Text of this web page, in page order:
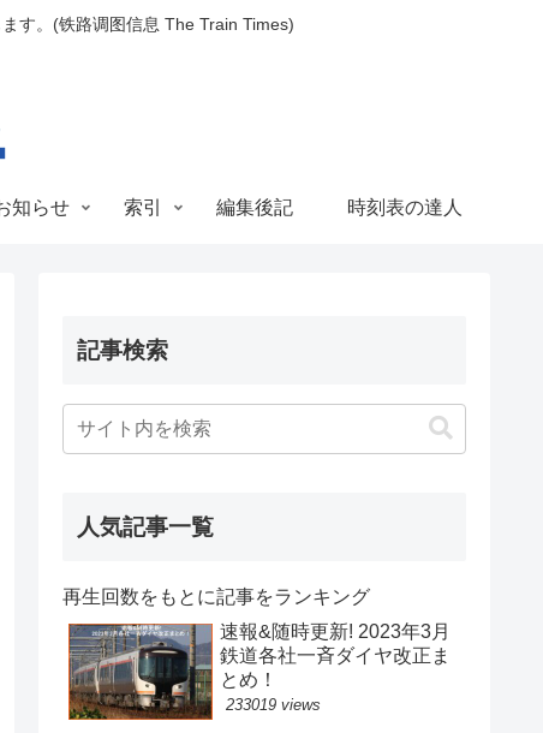
す。(铁路调图信息 The Train Times)
知らせ 索引 編集後記 時刻表の達人
記事検索
人気記事一覧
再生回数をもとに記事をランキング
速報&随時更新! 2023年3月
鉄道各社一斉ダイヤ改正ま
とめ！
233019 views